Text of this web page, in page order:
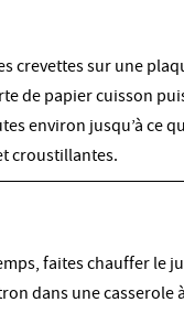
crevettes sur une
de papier cuisson
environ jusqu’à ce
croustillantes.
faites chauffer le
dans une casserole